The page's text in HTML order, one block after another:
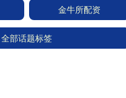
金牛所配资
全部话题标签